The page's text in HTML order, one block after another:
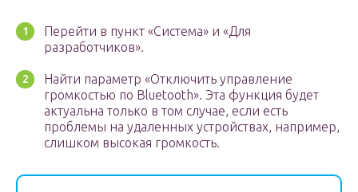
Перейти в пункт «Система» и «Для
разработчиков».
Найти параметр «Отключить управление
громкостью по Bluetooth». Эта функция будет
актуальна только в том случае, если есть
проблемы на удаленных устройствах, например,
слишком высокая громкость.